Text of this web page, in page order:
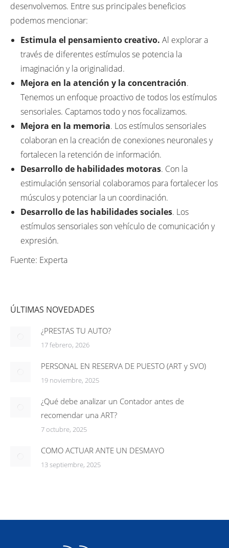
desenvolvemos. Entre sus principales beneficios
podemos mencionar:
Estimula el pensamiento creativo. Al explorar a
través de diferentes estímulos se potencia la
imaginación y la originalidad.
Mejora en la atención y la concentración.
Tenemos un enfoque proactivo de todos los estímulos
sensoriales. Captamos todo y nos focalizamos.
Mejora en la memoria. Los estímulos sensoriales
colaboran en la creación de conexiones neuronales y
fortalecen la retención de información.
Desarrollo de habilidades motoras. Con la
estimulación sensorial colaboramos para fortalecer los
músculos y potenciar la un coordinación.
Desarrollo de las habilidades sociales. Los
estímulos sensoriales son vehículo de comunicación y
expresión.
Fuente: Experta
ÚLTIMAS NOVEDADES
¿PRESTAS TU AUTO?
17 febrero, 2026
PERSONAL EN RESERVA DE PUESTO (ART y SVO)
19 noviembre, 2025
¿Qué debe analizar un Contador antes de
recomendar una ART?
7 octubre, 2025
COMO ACTUAR ANTE UN DESMAYO
13 septiembre, 2025